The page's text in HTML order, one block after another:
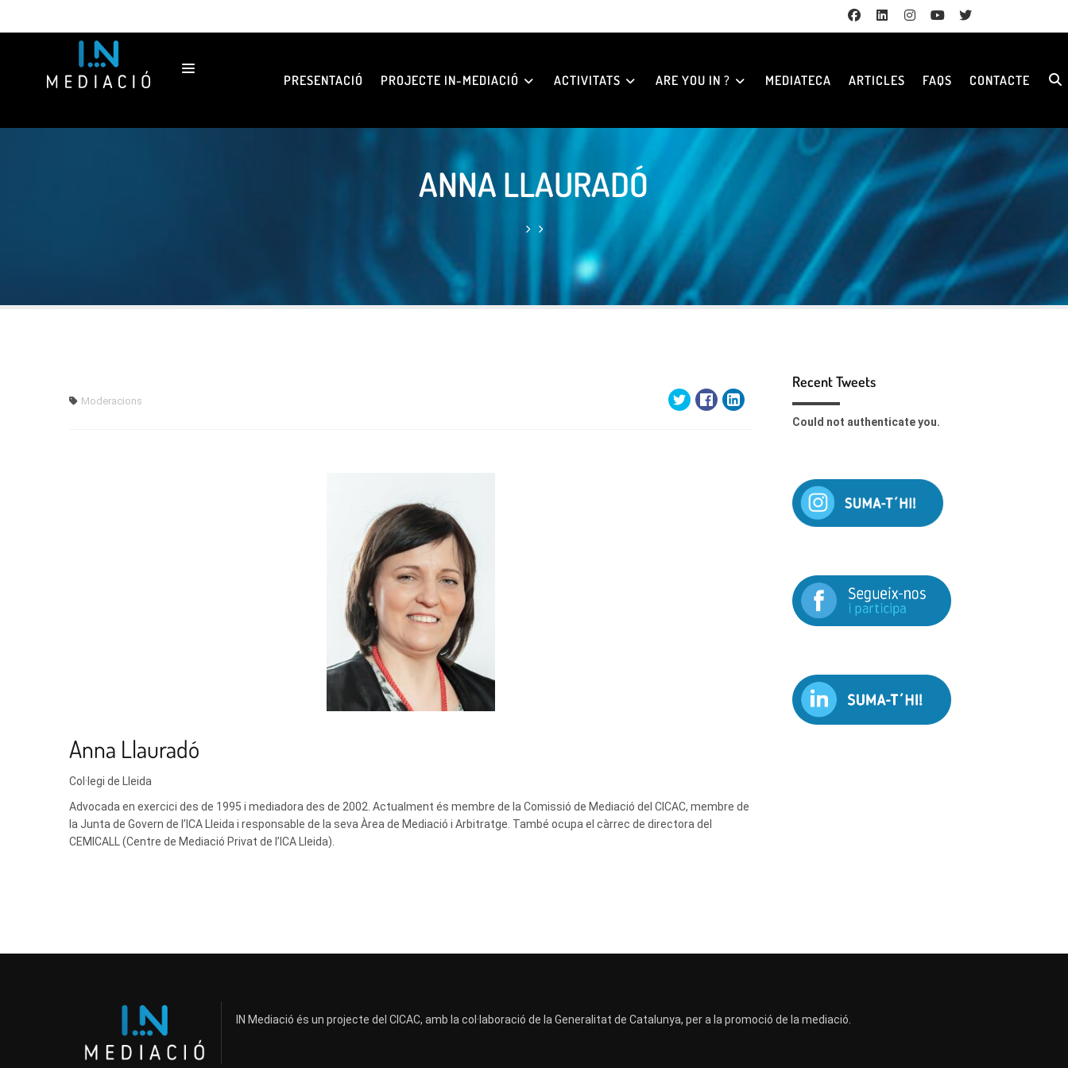
PRESENTACIÓ PROJECTE IN-MEDIACIÓ ACTIVITATS ARE YOU IN ? MEDIATECA ARTICLES FAQS CONTACTE
ANNA LLAURADÓ
Moderacions
Anna Llauradó
Col·legi de Lleida
Advocada en exercici des de 1995 i mediadora des de 2002. Actualment és membre de la Comissió de Mediació del CICAC, membre de
la Junta de Govern de l’ICA Lleida i responsable de la seva Àrea de Mediació i Arbitratge. També ocupa el càrrec de directora del
CEMICALL (Centre de Mediació Privat de l’ICA Lleida).
Recent Tweets
Could not authenticate you.
IN Mediació és un projecte del CICAC, amb la col·laboració de la Generalitat de Catalunya, per a la promoció de la mediació.